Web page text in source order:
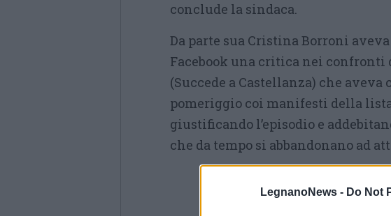
LegnanoNews - Do Not
conclude la sindaca.
Da parte sua Cristina Borroni
Facebook una critica nei
(Succede a Castellanza) che
pomeriggio coi manifesti della
giustificando l’episodio e
che da tempo si abbandonano ad